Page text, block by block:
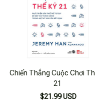
Chiến Thắng Cuộc Chơi
21
$21.99 USD